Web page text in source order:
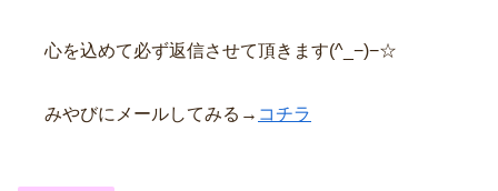
心を込めて必ず返信させて頂きます(^_−)−☆
みやびにメールしてみる→ コチラ